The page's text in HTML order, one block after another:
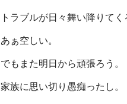
トラブルが日々舞い降りてく
あぁ空しい。
でもまた明日から頑張ろう。
家族に思い切り愚痴ったし。